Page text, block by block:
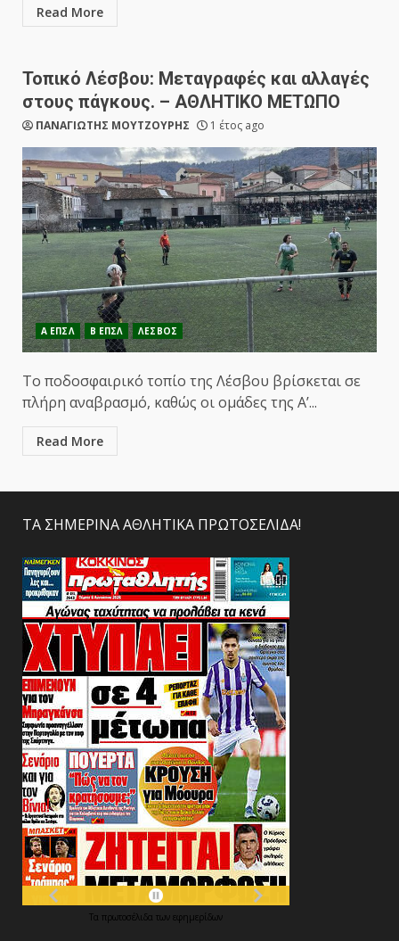
Read More
Τοπικό Λέσβου: Μεταγραφές και αλλαγές
στους πάγκους. – ΑΘΛΗΤΙΚΟ ΜΕΤΩΠΟ
ΠΑΝΑΓΙΩΤΗΣ ΜΟΥΤΖΟΥΡΗΣ 1 έτος ago
Α ΕΠΣΛ Β ΕΠΣΛ ΛΕΣΒΟΣ
Το ποδοσφαιρικό τοπίο της Λέσβου βρίσκεται σε
πλήρη αναβρασμό, καθώς οι ομάδες της Α’...
Read More
ΤΑ ΣΗΜΕΡΙΝΑ ΑΘΛΗΤΙΚΑ ΠΡΩΤΟΣΕΛΙΔΑ!
Τα πρωτοσέλιδα των εφημερίδων